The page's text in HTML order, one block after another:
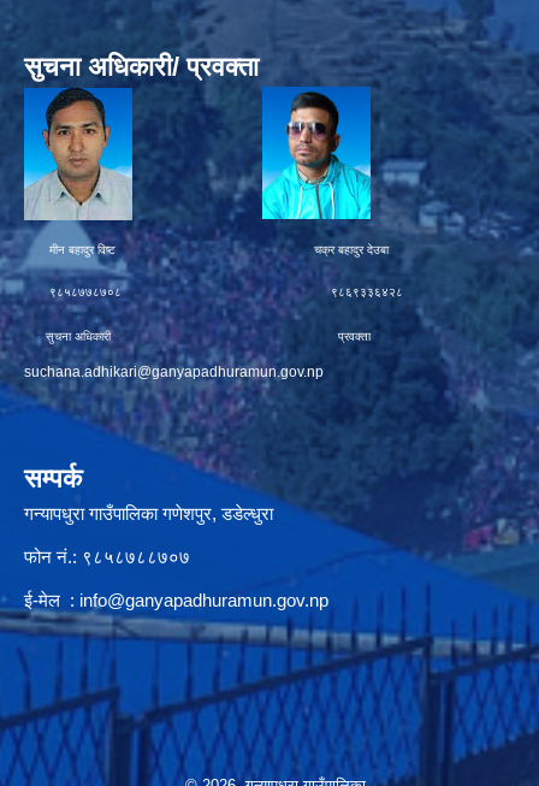
सुचना अधिकारी/ प्रवक्ता
मीन बहादुर विष्ट चक्र बहादुर देउबा
९८५८७७८७०८ ९८६९३३६४२८
सुचना अधिकारी प्रवक्ता
suchana.adhikari@ganyapadhuramun.gov.np
सम्पर्क
गन्यापधुरा गाउँपालिका गणेशपुर, डडेल्धुरा
फोन नं.: ९८५८७८८७०७
ई-मेल : info@ganyapadhuramun.gov.np